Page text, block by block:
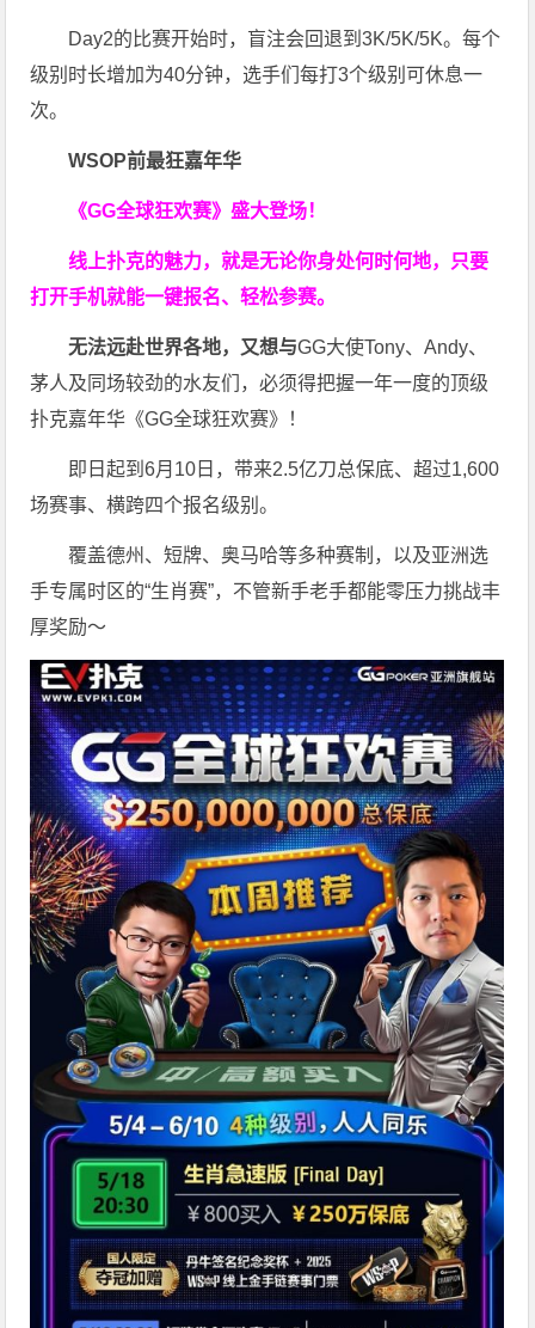
Day2的比赛开始时，盲注会回退到3K/5K/5K。每个
级别时长增加为40分钟，选手们每打3个级别可休息一
次。
WSOP前最狂嘉年华
《GG全球狂欢赛》盛大登场！
线上扑克的魅力，就是无论你身处何时何地，只要
打开手机就能一键报名、轻松参赛。
无法远赴世界各地，又想与GG大使Tony、Andy、
茅人及同场较劲的水友们，必须得把握一年一度的顶级
扑克嘉年华《GG全球狂欢赛》！
即日起到6月10日，带来2.5亿刀总保底、超过1,600
场赛事、横跨四个报名级别。
覆盖德州、短牌、奥马哈等多种赛制，以及亚洲选
手专属时区的“生肖赛”，不管新手老手都能零压力挑战丰
厚奖励～